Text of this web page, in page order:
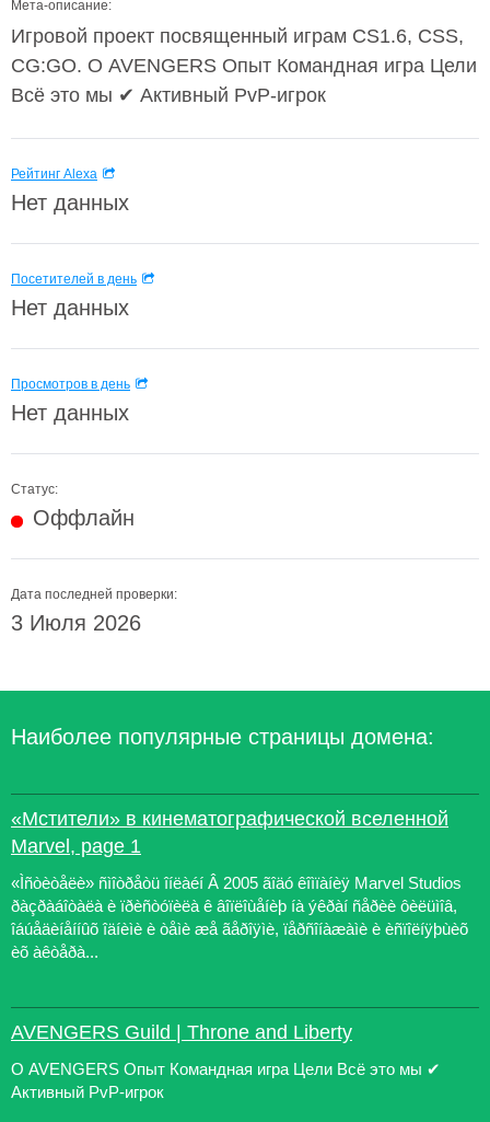
Мета-описание:
Игровой проект посвященный играм CS1.6, CSS,
CG:GO. О AVENGERS Опыт Командная игра Цели
Всё это мы ✔ Активный PvP-игрок
Рейтинг Alexa
Нет данных
Посетителей в день
Нет данных
Просмотров в день
Нет данных
Статус:
Оффлайн
Дата последней проверки:
3 Июля 2026
Наиболее популярные страницы домена:
«Мстители» в кинематографической вселенной
Marvel, page 1
«Ìñòèòåëè» ñìîòðåòü îíëàéí Â 2005 ãîäó êîìïàíèÿ Marvel Studios
ðàçðàáîòàëà è ïðèñòóïèëà ê âîïëîùåíèþ íà ýêðàí ñåðèè ôèëüìîâ,
îáúåäèíåííûõ îäíèìè è òåìè æå ãåðîÿìè, ïåðñîíàæàìè è èñïîëíÿþùèõ
èõ àêòåðà...
AVENGERS Guild | Throne and Liberty
О AVENGERS Опыт Командная игра Цели Всё это мы ✔
Активный PvP-игрок